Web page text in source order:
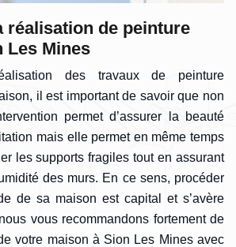
réalisation de peinture
Les Mines
des travaux de peinture
il est important de savoir que non
permet d’assurer la beauté
mais elle permet en même temps
les supports fragiles tout en assurant
des murs. En ce sens, procéder
de sa maison est capital et s’avère
vous recommandons fortement de
votre maison à Sion Les Mines avec